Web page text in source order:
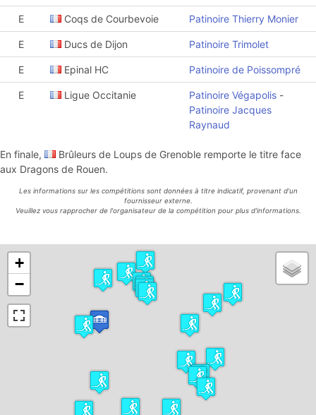
E Coqs de Courbevoie Patinoire Thierry Monier
E Ducs de Dijon Patinoire Trimolet
E Epinal HC Patinoire de Poissompré
E Ligue Occitanie Patinoire Végapolis-
Patinoire Jacques
Raynaud
En finale,
Brûleurs de Loups de Grenoble remporte le titre face
aux Dragons de Rouen.
Les informations sur les compétitions sont données à titre indicatif, provenant d'un
fournisseur externe.
Veuillez vous rapprocher de l'organisateur de la compétition pour plus d'informations.
+
−